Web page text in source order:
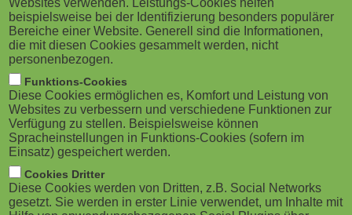
M
o
b
i
l
e
g
a
o
n
uns freuen und welche nachhaltigen
Veränderungen wird es aufgrund der Pandemie
geben? Diese Frage hat sich der Anbieter für Audio-
und Videokonferenzlösungen Poly gestellt und drei
Trends identifiziert, die sich auf die Zusammenarbeit
am Arbeitsplatz und die Zukunft der Arbeit im Jahr
2022 beziehen.
Die Pandemie hat Unternehmen gezwungen, sich mit neuen
Websites verwenden. Leistungs-Cookies helfen
beispielsweise bei der Identifizierung besonders populärer
Bereiche einer Website. Generell sind die Informationen,
die mit diesen Cookies gesammelt werden, nicht
personenbezogen.
Funktions-Cookies
Diese Cookies ermöglichen es, Komfort und Leistung von
Websites zu verbessern und verschiedene Funktionen zur
Verfügung zu stellen. Beispielsweise können
Spracheinstellungen in Funktions-Cookies (sofern im
Einsatz) gespeichert werden.
Cookies Dritter
Diese Cookies werden von Dritten, z.B. Social Networks
gesetzt. Sie werden in erster Linie verwendet, um Inhalte mit